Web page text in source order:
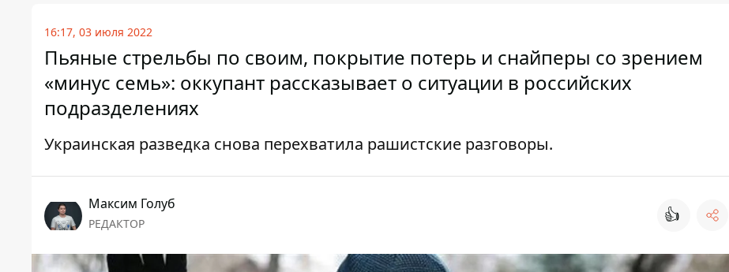
16:17, 03 июля 2022
Пьяные стрельбы по своим, покрытие потерь и снайперы со зрением
«минус семь»: оккупант рассказывает о ситуации в российских
подразделениях
Украинская разведка снова перехватила рашистские разговоры.
Максим Голуб
РЕДАКТОР 👍